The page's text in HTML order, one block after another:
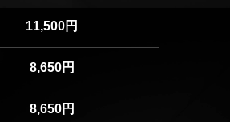
11,500円
8,650円
8,650円